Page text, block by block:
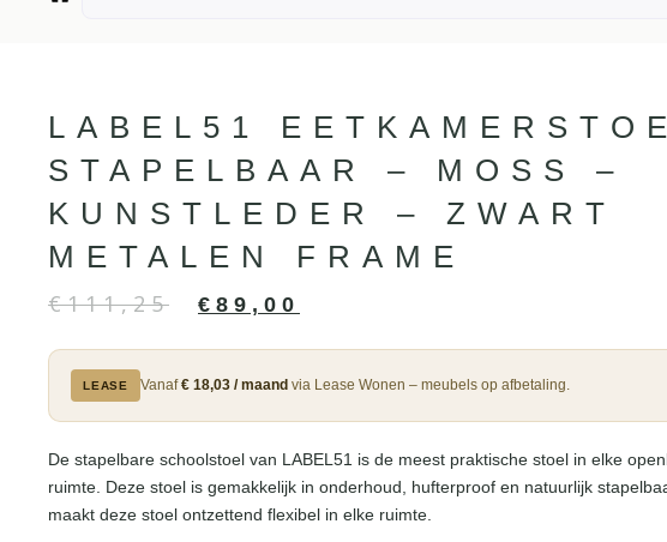
LABEL51
STAPELBAAR – MOSS –
KUNSTLEDER – ZWART
METALEN FRAME
€111,25 € 89,00
LEASE Vanaf€ 18,03 / maand via Lease Wonen – meubels op afbetaling.
De stapelbare schoolstoel van LABEL51 is de meest praktische stoel in elke
ruimte. Deze stoel is gemakkelijk in onderhoud, hufterproof en natuurlijk
maakt deze stoel ontzettend flexibel in elke ruimte.